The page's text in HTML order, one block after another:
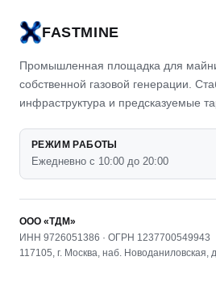
FASTMINE
Промышленная площадка для
собственной газовой генерации.
инфраструктура и предсказуемые
РЕЖИМ РАБОТЫ
Ежедневно с 10:00 до 20:00
ООО «ТДМ»
ИНН 9726051386 · ОГРН 1237700549943
117105, г. Москва, наб. Новоданиловская,